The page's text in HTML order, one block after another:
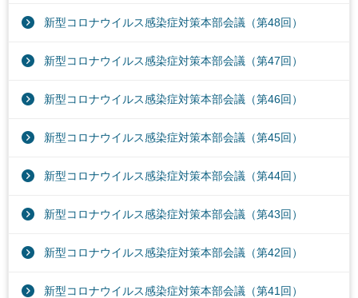
新型コロナウイルス感染症対策本部会議（第48回）
新型コロナウイルス感染症対策本部会議（第47回）
新型コロナウイルス感染症対策本部会議（第46回）
新型コロナウイルス感染症対策本部会議（第45回）
新型コロナウイルス感染症対策本部会議（第44回）
新型コロナウイルス感染症対策本部会議（第43回）
新型コロナウイルス感染症対策本部会議（第42回）
新型コロナウイルス感染症対策本部会議（第41回）